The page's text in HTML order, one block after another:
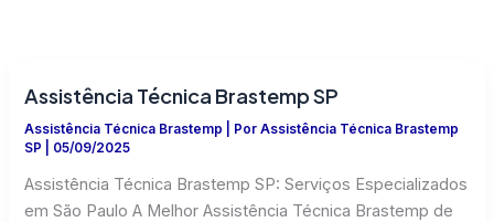
Assistência Técnica Brastemp SP
Assistência Técnica Brastemp | PorAssistência Técnica Brastemp
SP
05/09/2025
Assistência Técnica Brastemp SP: Serviços Especializados
em São Paulo A Melhor Assistência Técnica Brastemp de